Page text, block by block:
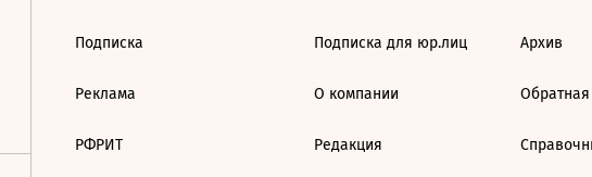
Подписка
Реклама
РФРИТ
Подписка для юр.лиц
О компании
Редакция
Архив
Обратная